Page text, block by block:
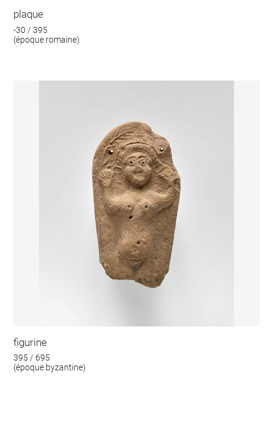
plaque
-30 / 395
(époque romaine)
figurine
395 / 695
(époque byzantine)